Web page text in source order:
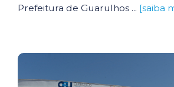
Prefeitura de Guarulhos ... [saiba